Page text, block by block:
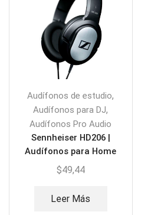
Audífonos de estudio,
Audífonos para DJ,
Audífonos Pro Audio
Sennheiser HD206 |
Audífonos para Home
Studio
$49,44
Leer Más